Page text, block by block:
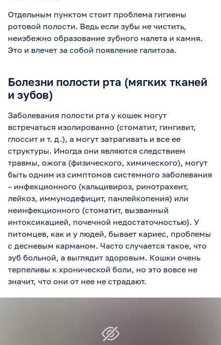
Отдельным пунктом стоит проблема гигиены
ротовой полости. Ведь если зубы не чистить,
неизбежно образование зубного налета и камня.
Это и влечет за собой появление галитоза.
Болезни полости рта (мягких тканей
и зубов)
Заболевания полости рта у кошек могут
встречаться изолированно (стоматит, гингивит,
глоссит и т. д.), а могут затрагивать и все ее
структуры. Иногда они являются следствием
травмы, ожога (физического, химического), могут
быть одним из симптомов системного заболевания
– инфекционного (кальцивироз, ринотрахеит,
лейкоз, иммунодефицит, панлейкопения) или
неинфекционного (стоматит, вызванный
интоксикацией, почечной недостаточностью). У
питомцев, как и у людей, бывает кариес, проблемы
с десневым карманом. Часто случается такое, что
зуб больной, а выглядит здоровым. Кошки очень
терпеливы к хронической боли, но это вовсе не
значит, что они от нее не страдают.